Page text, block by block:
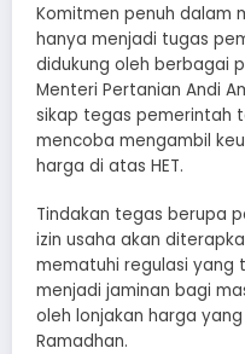
Komitmen penuh dalam
hanya menjadi tugas
didukung oleh berbagai
Menteri Pertanian Andi
sikap tegas pemerintah
mencoba mengambil
harga di atas HET.
Tindakan tegas berupa
izin usaha akan
mematuhi regulasi yang
menjadi jaminan bagi
oleh lonjakan harga
Ramadhan.